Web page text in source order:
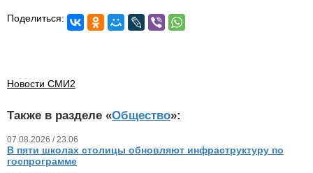
Поделиться:
Новости СМИ2
Также в разделе «Общество»:
07.08.2026 / 23.06
В пяти школах столицы обновляют инфраструктуру по
госпрограмме